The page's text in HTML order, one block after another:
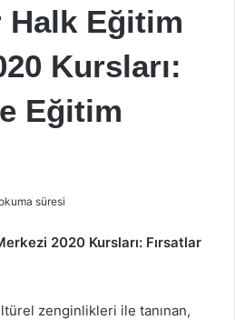
Halk Eğitim
Kursları:
Eğitim
süresi
2020 Kursları: Fırsatlar
zenginlikleri ile tanınan,